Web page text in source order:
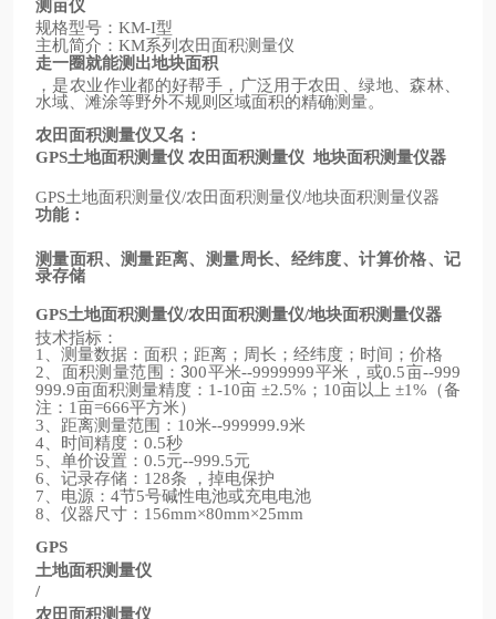
测亩仪
规格型号： KM-I型
主机简介： KM系列农田面积测量仪
走一圈就能测出地块面积
，是农业作业都的好帮手，广泛用于农田、绿地、森林、
水域、滩涂等野外不规则区域面积的精确测量。
农田面积测量仪又名：
GPS土地面积测量仪 农田面积测量仪 地块面积测量仪器
GPS土地面积测量仪/农田面积测量仪/地块面积测量仪器
功能：
测量面积、测量距离、测量周长、经纬度、计算价格、记
录存储
GPS土地面积测量仪/农田面积测量仪/地块面积测量仪器
技术指标：
1 、测量数据：面积；距离；周长；经纬度；时间；价格
2 、面积测量范围：300平米--9999999平米，或0.5亩--999
999.9亩面积测量精度： 1-10亩 ±2.5% ； 10亩以上 ±1% （备
注： 1亩=666平方米）
3 、距离测量范围： 10米--999999.9米
4 、时间精度： 0.5秒
5 、单价设置： 0.5元--999.5元
6 、记录存储： 128条 ，掉电保护
7 、电源： 4节5号碱性电池或充电电池
8 、仪器尺寸： 156mm×80mm×25mm
GPS
土地面积测量仪
/
农田面积测量仪